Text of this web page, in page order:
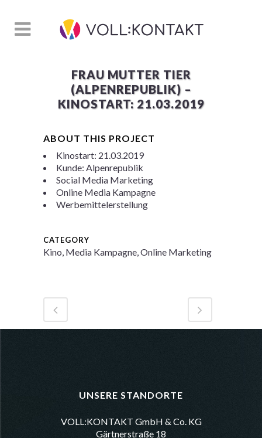
FRAU MUTTER TIER
(ALPENREPUBLIK) –
KINOSTART: 21.03.2019
ABOUT THIS PROJECT
Kinostart: 21.03.2019
Kunde: Alpenrepublik
Social Media Marketing
Online Media Kampagne
Werbemittelerstellung
CATEGORY
Kino, Media Kampagne, Online Marketing
UNSERE STANDORTE
VOLL:KONTAKT GmbH & Co. KG
Gärtnerstraße 18